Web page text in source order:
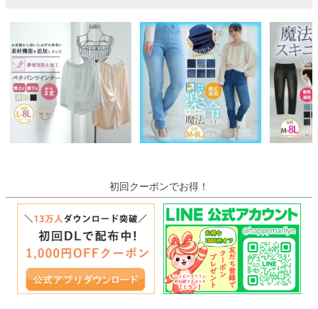
初回クーポンでお得！